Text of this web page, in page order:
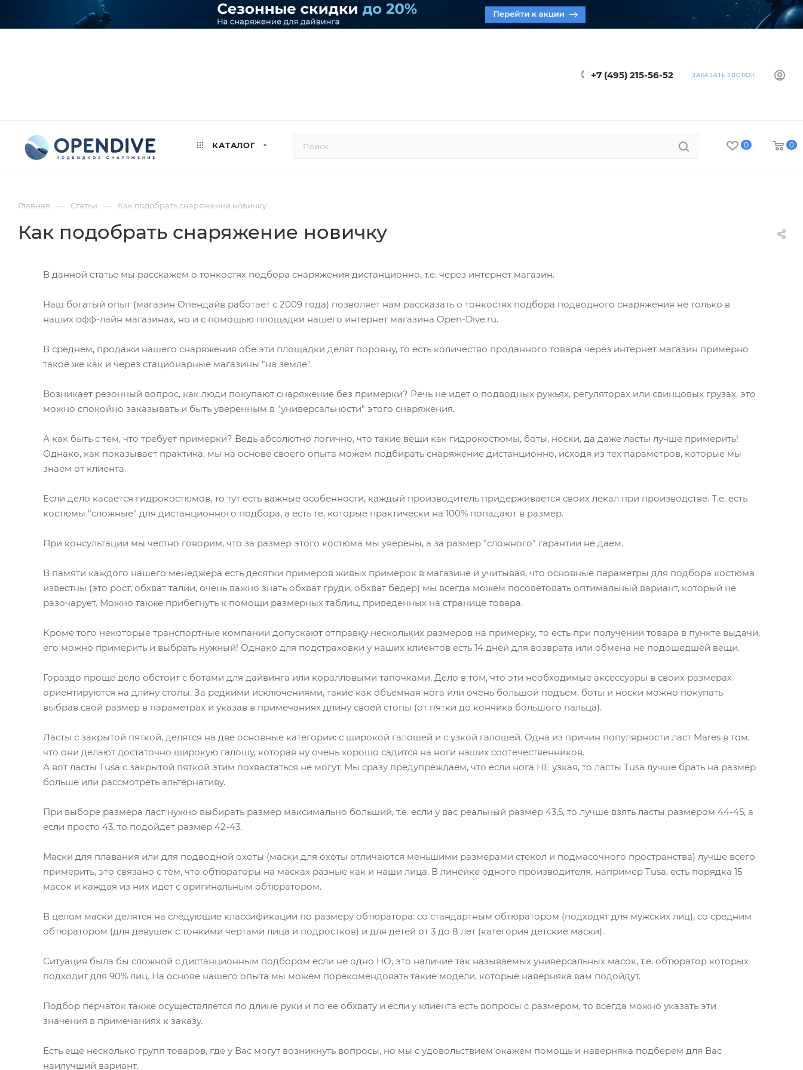
+7 (495) 215-56-52 ЗАКАЗАТЬ ЗВОНОК
КАТАЛОГ 0 0
Главная — Статьи — Как подобрать снаряжение новичку
Как подобрать снаряжение новичку
В данной статье мы расскажем о тонкостях подбора снаряжения дистанционно, т.е. через интернет магазин.
Наш богатый опыт (магазин Опендайв работает с 2009 года) позволяет нам рассказать о тонкостях подбора подводного снаряжения не только в
наших офф-лайн магазинах, но и с помощью площадки нашего интернет магазина Open-Dive.ru.
В среднем, продажи нашего снаряжения обе эти площадки делят поровну, то есть количество проданного товара через интернет магазин примерно
такое же как и через стационарные магазины "на земле".
Возникает резонный вопрос, как люди покупают снаряжение без примерки? Речь не идет о подводных ружьях, регуляторах или свинцовых грузах, это
можно спокойно заказывать и быть уверенным в "универсальности" этого снаряжения.
А как быть с тем, что требует примерки? Ведь абсолютно логично, что такие вещи как гидрокостюмы, боты, носки, да даже ласты лучше примерить!
Однако, как показывает практика, мы на основе своего опыта можем подбирать снаряжение дистанционно, исходя из тех параметров, которые мы
знаем от клиента.
Если дело касается гидрокостюмов, то тут есть важные особенности, каждый производитель придерживается своих лекал при производстве. Т.е. есть
костюмы "сложные" для дистанционного подбора, а есть те, которые практически на 100% попадают в размер.
При консультации мы честно говорим, что за размер этого костюма мы уверены, а за размер "сложного" гарантии не даем.
В памяти каждого нашего менеджера есть десятки примеров живых примерок в магазине и учитывая, что основные параметры для подбора костюма
известны (это рост, обхват талии, очень важно знать обхват груди, обхват бедер) мы всегда можем посоветовать оптимальный вариант, который не
разочарует. Можно также прибегнуть к помощи размерных таблиц, приведенных на странице товара.
Кроме того некоторые транспортные компании допускают отправку нескольких размеров на примерку, то есть при получении товара в пункте выдачи,
его можно примерить и выбрать нужный! Однако для подстраховки у наших клиентов есть 14 дней для возврата или обмена не подошедшей вещи.
Гораздо проще дело обстоит с ботами для дайвинга или коралловыми тапочками. Дело в том, что эти необходимые аксессуары в своих размерах
ориентируются на длину стопы. За редкими исключениями, такие как объемная нога или очень большой подъем, боты и носки можно покупать
выбрав свой размер в параметрах и указав в примечаниях длину своей стопы (от пятки до кончика большого пальца).
Ласты с закрытой пяткой, делятся на две основные категории: с широкой галошей и с узкой галошей. Одна из причин популярности ласт Mares в том,
что они делают достаточно широкую галошу, которая ну очень хорошо садится на ноги наших соотечественников.
А вот ласты Tusa с закрытой пяткой этим похвастаться не могут. Мы сразу предупреждаем, что если нога НЕ узкая, то ласты Tusa лучше брать на размер
больше или рассмотреть альтернативу.
При выборе размера ласт нужно выбирать размер максимально больший, т.е. если у вас реальный размер 43,5, то лучше взять ласты размером 44-45, а
если просто 43, то подойдет размер 42-43.
Маски для плавания или для подводной охоты (маски для охоты отличаются меньшими размерами стекол и подмасочного пространства) лучше всего
примерить, это связано с тем, что обтюраторы на масках разные как и наши лица. В линейке одного производителя, например Tusa, есть порядка 15
масок и каждая из них идет с оригинальным обтюратором.
В целом маски делятся на следующие классификации по размеру обтюратора: со стандартным обтюратором (подходят для мужских лиц), со средним
обтюратором (для девушек с тонкими чертами лица и подростков) и для детей от 3 до 8 лет (категория детские маски).
Ситуация была бы сложной с дистанционным подбором если не одно НО, это наличие так называемых универсальных масок, т.е. обтюратор которых
подходит для 90% лиц. На основе нашего опыта мы можем порекомендовать такие модели, которые наверняка вам подойдут.
Подбор перчаток также осуществляется по длине руки и по ее обхвату и если у клиента есть вопросы с размером, то всегда можно указать эти
значения в примечаниях к заказу.
Есть еще несколько групп товаров, где у Вас могут возникнуть вопросы, но мы с удовольствием окажем помощь и наверняка подберем для Вас
наилучший вариант.